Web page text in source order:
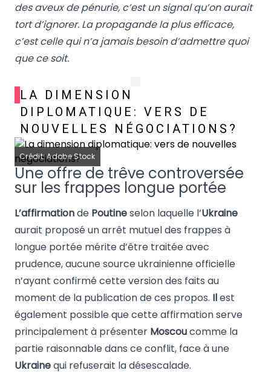
des aveux de pénurie, c’est un signal qu’on aurait
tort d’ignorer. La propagande la plus efficace,
c’est celle qui n’a jamais besoin d’admettre quoi
que ce soit.
LA DIMENSION
DIPLOMATIQUE: VERS DE
NOUVELLES NÉGOCIATIONS?
Crédit: Adobe Stock
Une offre de trêve controversée
sur les frappes longue portée
L’affirmationde Poutineselon laquelle l’Ukraine
aurait proposé un arrêt mutuel des frappes à
longue portée mérite d’être traitée avec
prudence, aucune source ukrainienne officielle
n’ayant confirmé cette version des faits au
moment de la publication de ces propos. Ilest
également possible que cette affirmation serve
principalement à présenter Moscoucomme la
partie raisonnable dans ce conflit, face à une
Ukrainequi refuserait la désescalade.